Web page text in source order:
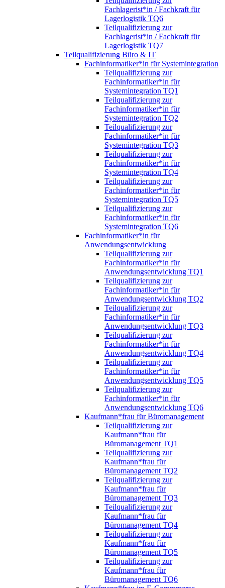
Fachlagerist*in / Fachkraft für
Lagerlogistik TQ6
Teilqualifizierung zur
Fachlagerist*in / Fachkraft für
Lagerlogistik TQ7
Teilqualifizierung Büro & IT
Fachinformatiker*in für Systemintegration
Teilqualifizierung zur
Fachinformatiker*in für
Systemintegration TQ1
Teilqualifizierung zur
Fachinformatiker*in für
Systemintegration TQ2
Teilqualifizierung zur
Fachinformatiker*in für
Systemintegration TQ3
Teilqualifizierung zur
Fachinformatiker*in für
Systemintegration TQ4
Teilqualifizierung zur
Fachinformatiker*in für
Systemintegration TQ5
Teilqualifizierung zur
Fachinformatiker*in für
Systemintegration TQ6
Fachinformatiker*in für
Anwendungsentwicklung
Teilqualifizierung zur
Fachinformatiker*in für
Anwendungsentwicklung TQ1
Teilqualifizierung zur
Fachinformatiker*in für
Anwendungsentwicklung TQ2
Teilqualifizierung zur
Fachinformatiker*in für
Anwendungsentwicklung TQ3
Teilqualifizierung zur
Fachinformatiker*in für
Anwendungsentwicklung TQ4
Teilqualifizierung zur
Fachinformatiker*in für
Anwendungsentwicklung TQ5
Teilqualifizierung zur
Fachinformatiker*in für
Anwendungsentwicklung TQ6
Kaufmann*frau für Büromanagement
Teilqualifizierung zur
Kaufmann*frau für
Büromanagement TQ1
Teilqualifizierung zur
Kaufmann*frau für
Büromanagement TQ2
Teilqualifizierung zur
Kaufmann*frau für
Büromanagement TQ3
Teilqualifizierung zur
Kaufmann*frau für
Büromanagement TQ4
Teilqualifizierung zur
Kaufmann*frau für
Büromanagement TQ5
Teilqualifizierung zur
Kaufmann*frau für
Büromanagement TQ6